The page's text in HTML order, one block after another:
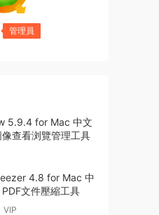
管理員
5.9.4 for Mac 中文
查看浏覽管理工具
4.8 for Mac 中
文件壓縮工具
VIP